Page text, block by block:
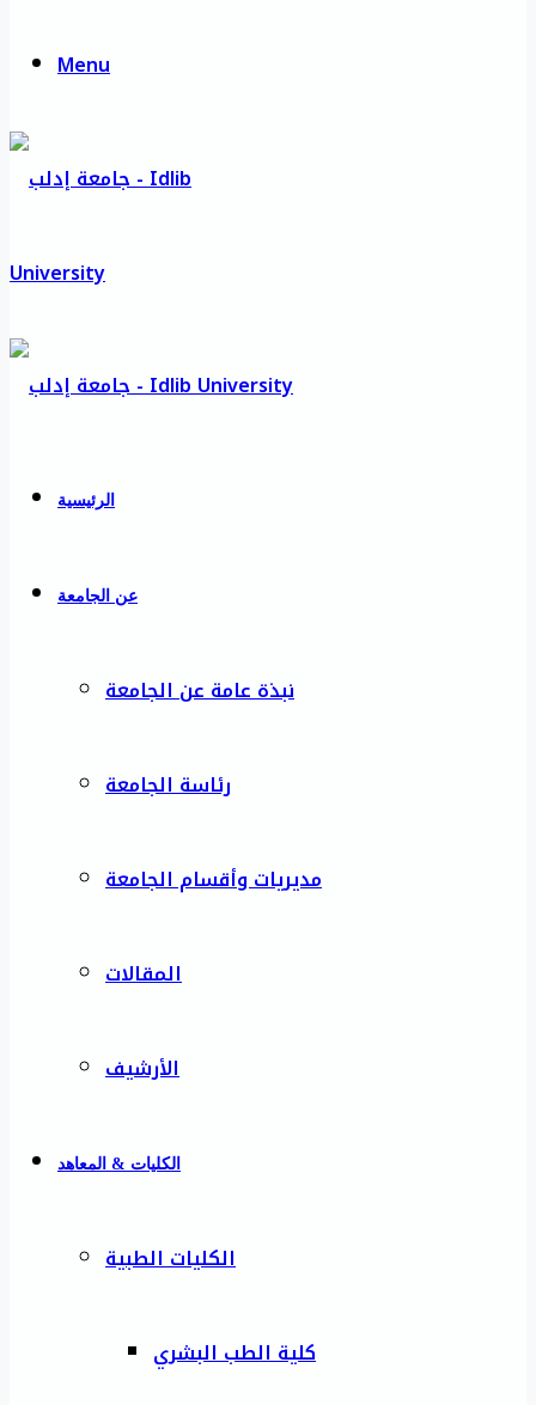
Menu
الرئيسية
عن الجامعة
نبذة عامة عن الجامعة
رئاسة الجامعة
مديريات وأقسام الجامعة
المقالات
الأرشيف
الكليات & المعاهد
الكليات الطبية
كلية الطب البشري